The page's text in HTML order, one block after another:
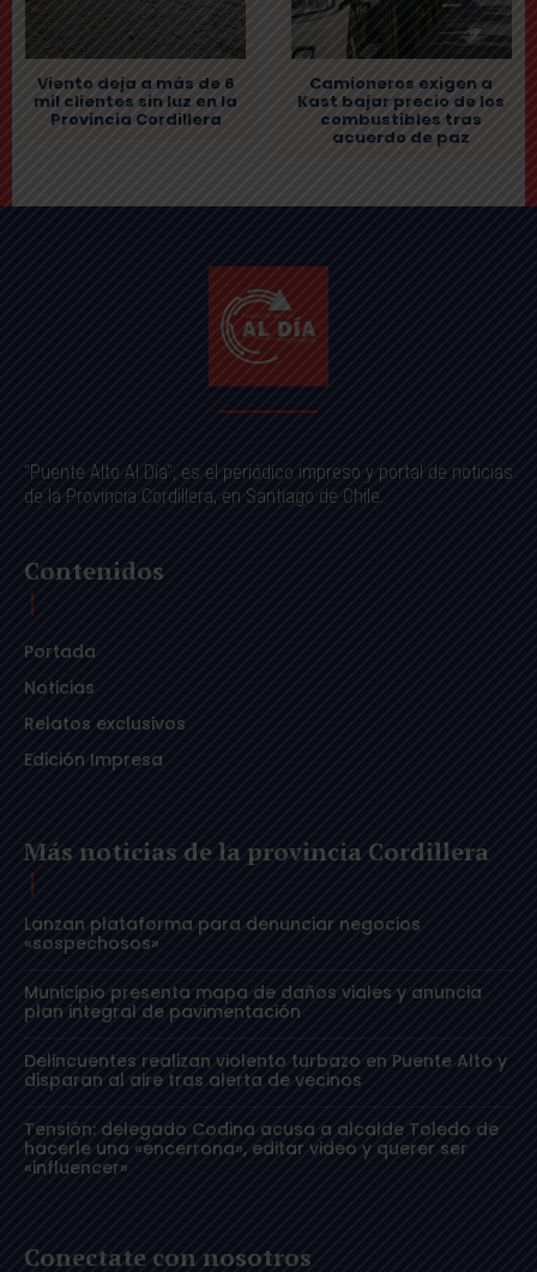
Viento deja a más de 6
mil clientes sin luz en la
Provincia Cordillera
Camioneros exigen a
Kast bajar precio de los
combustibles tras
acuerdo de paz
"Puente Alto Al Día", es el periódico impreso y portal de noticias
de la Provincia Cordillera, en Santiago de Chile.
Contenidos
Portada
Noticias
Relatos exclusivos
Edición Impresa
Más noticias de la provincia Cordillera
Lanzan plataforma para denunciar negocios
«sospechosos»
Municipio presenta mapa de daños viales y anuncia
plan integral de pavimentación
Delincuentes realizan violento turbazo en Puente Alto y
disparan al aire tras alerta de vecinos
Tensión: delegado Codina acusa a alcalde Toledo de
hacerle una «encerrona», editar video y querer ser
«influencer»
Conectate con nosotros